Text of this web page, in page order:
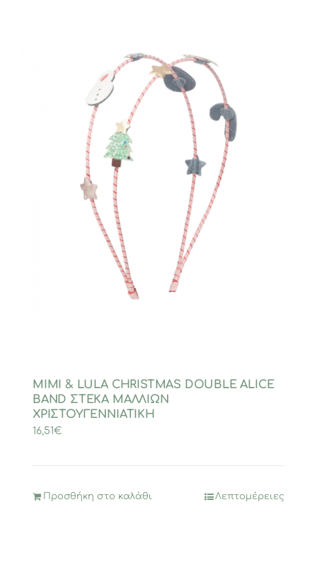
MIMI & LULA CHRISTMAS DOUBLE ALICE
BAND ΣΤΕΚΑ ΜΑΛΛΙΩΝ
ΧΡΙΣΤΟΥΓΕΝΝΙΑΤΙΚΗ
16,51€
Προσθήκη στο καλάθι Λεπτομέρειες